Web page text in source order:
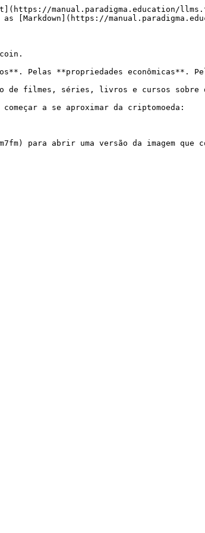
manual.paradigma.education/
[Markdown](https://
Pelas **propriedades
de filmes, séries, livros e cursos sobre
a se aproximar da criptomoeda: